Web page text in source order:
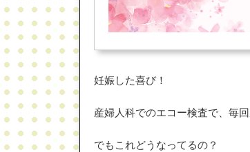
妊娠した喜び！
産婦人科でのエコー検査で、毎
でもこれどうなってるの？